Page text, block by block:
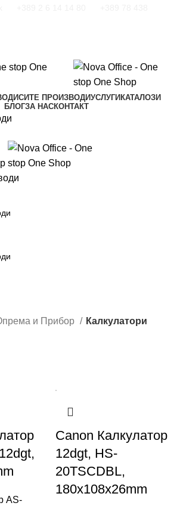
СИТЕ ПРОИЗВОДИУСЛУГИ КАТАЛОЗИ
БЛОГЗА НАСКОНТАКТ
и Прибор Калкулатори
AS-
Canon Калкулатор
12dgt, HS-
20TSCDBL,
180x108x26mm